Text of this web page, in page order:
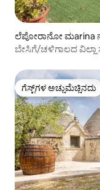
ಲೆಪೋರಾನೋ ಮarina
ಬೇಸಿಗೆ/ಚಳಿಗಾಲದ ವಿಲ್ಲಾ
ಗೆಸ್ಟ್‌ಗಳ ಅಚ್ಚುಮೆಚ್ಚಿನದು
ಗೆಸ್ಟ್‌ಗಳ ಅಚ್ಚುಮೆಚ್ಚಿನದು